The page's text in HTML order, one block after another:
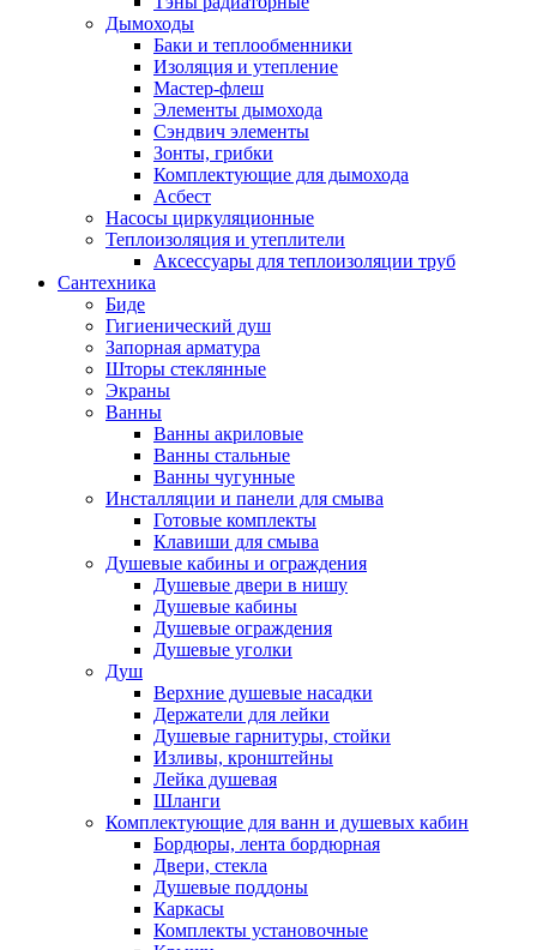
Дымоходы
Баки и теплообменники
Изоляция и утепление
Мастер-флеш
Элементы дымохода
Сэндвич элементы
Зонты, грибки
Комплектующие для дымохода
Асбест
Насосы циркуляционные
Теплоизоляция и утеплители
Аксессуары для теплоизоляции труб
Сантехника
Биде
Гигиенический душ
Запорная арматура
Шторы стеклянные
Экраны
Ванны
Ванны акриловые
Ванны стальные
Ванны чугунные
Инсталляции и панели для смыва
Готовые комплекты
Клавиши для смыва
Душевые кабины и ограждения
Душевые двери в нишу
Душевые кабины
Душевые ограждения
Душевые уголки
Душ
Верхние душевые насадки
Держатели для лейки
Душевые гарнитуры, стойки
Изливы, кронштейны
Лейка душевая
Шланги
Комплектующие для ванн и душевых кабин
Бордюры, лента бордюрная
Двери, стекла
Душевые поддоны
Каркасы
Комплекты установочные